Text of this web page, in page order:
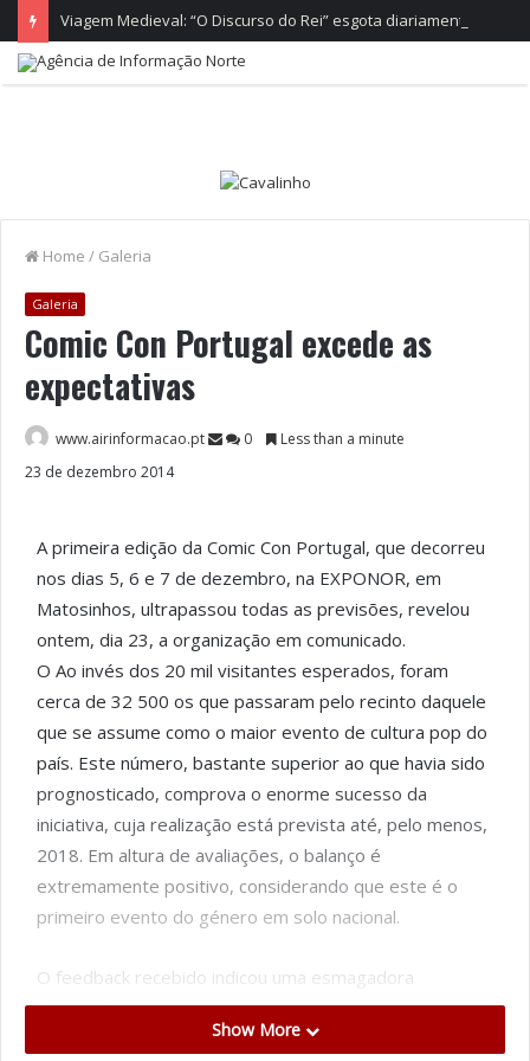
Home / Galeria
Galeria
Comic Con Portugal excede as
expectativas
www.airinformacao.pt 0
Less than a minute
23 de dezembro 2014
A primeira edição da Comic Con Portugal, que decorreu
nos dias 5, 6 e 7 de dezembro, na EXPONOR, em
Matosinhos, ultrapassou todas as previsões, revelou
ontem, dia 23, a organização em comunicado.
O Ao invés dos 20 mil visitantes esperados, foram
cerca de 32 500 os que passaram pelo recinto daquele
que se assume como o maior evento de cultura pop do
país. Este número, bastante superior ao que havia sido
prognosticado, comprova o enorme sucesso da
iniciativa, cuja realização está prevista até, pelo menos,
2018. Em altura de avaliações, o balanço é
extremamente positivo, considerando que este é o
primeiro evento do género em solo nacional.
O feedback recebido indicou uma esmagadora
aprovação, quer por parte dos parceiros, quer por
parte do público, que destaca a atmosfera e o
Show More